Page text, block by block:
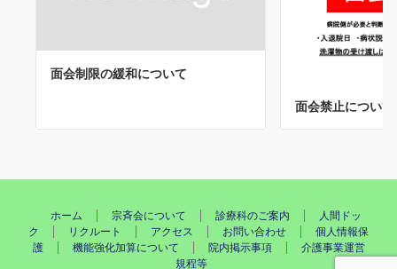
面会制限の緩和について
面会禁止について
ホーム 宗斉会について 診療科のご案内
人間ドッ
ク
リクルート アクセス お問い合わせ
個人情報保
護
機能強化加算について 院内掲示事項
介護事業運営
規程等